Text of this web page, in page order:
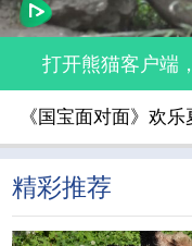
打开熊猫客户端
《国宝面对面》欢
精彩推荐